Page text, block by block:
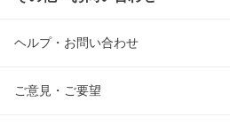
ヘルプ・お問い合わせ
ご意見・ご要望